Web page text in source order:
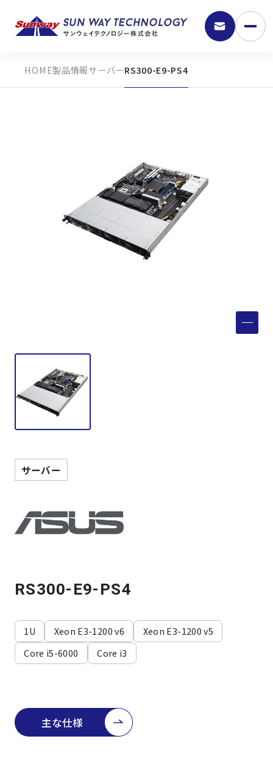
9:30 - 18:00
ニュース
事例
会社案内
製品情報サーバーRS300-E9-PS4
サーバー
RS300-E9-PS4
1U Xeon E3-1200 v6
Xeon E3-1200 v5
Core i5-6000
Core i3
主な仕様